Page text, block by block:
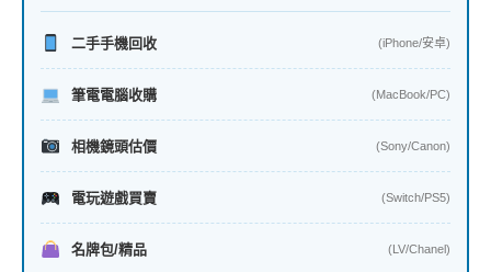
二手手機回收 (iPhone/安卓)
筆電電腦收購 (MacBook/PC)
相機鏡頭估價 (Sony/Canon)
電玩遊戲買賣 (Switch/PS5)
名牌包/精品 (LV/Chanel)